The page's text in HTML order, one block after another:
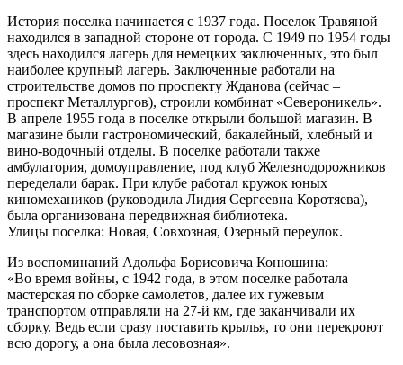
История поселка начинается с 1937 года. Поселок Травяной
находился в западной стороне от города. С 1949 по 1954 годы
здесь находился лагерь для немецких заключенных, это был
наиболее крупный лагерь. Заключенные работали на
строительстве домов по проспекту Жданова (сейчас –
проспект Металлургов), строили комбинат «Североникель».
В апреле 1955 года в поселке открыли большой магазин. B
магазине были гастрономический, бакалейный, хлебный и
вино-водочный отделы. В поселке работали также
амбулатория, домоуправление, под клуб Железнодорожников
переделали барак. При клубе работал кружок юных
киномехаников (руководила Лидия Сергеевна Коротяева),
была организована передвижная библиотека.
Улицы поселка: Новая, Совхозная, Озерный переулок.
Из воспоминаний Адольфа Борисовича Конюшина:
«Во время войны, с 1942 года, в этом поселке работала
мастерская по сборке самолетов, далее их гужевым
транспортом отправляли на 27-й км, где заканчивали их
сборку. Ведь если сразу поставить крылья, то они перекроют
всю дорогу, а она была лесовозная».